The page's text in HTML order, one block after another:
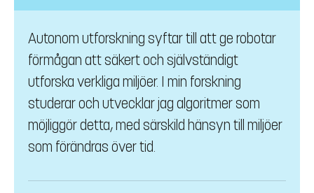
Autonom utforskning syftar till att ge robotar
förmågan att säkert och självständigt
utforska verkliga miljöer. I min forskning
studerar och utvecklar jag algoritmer som
möjliggör detta, med särskild hänsyn till miljöer
som förändras över tid.